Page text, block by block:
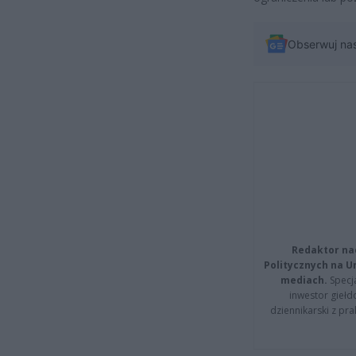
Obserwuj
Redaktor
Politycznych na
mediach.
inwestor
dziennikarski z